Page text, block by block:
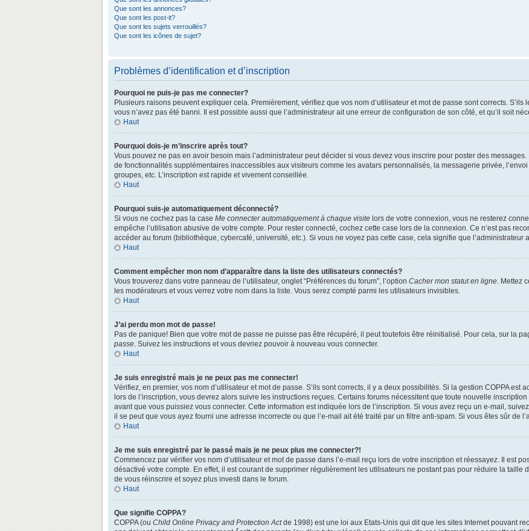
Que sont les annonces?
Que sont les post-it?
Que sont les sujets verrouillés?
Que sont les icônes de sujet?
Problèmes d’identification et d’inscription
Pourquoi ne puis-je pas me connecter?
Plusieurs raisons peuvent expliquer cela. Premièrement, vérifiez que vos nom d’utilisateur et mot de passe sont corrects. S’ils
vous n’avez pas été banni. Il est possible aussi que l’administrateur ait une erreur de configuration de son côté, et qu’il soit
Haut
Pourquoi dois-je m’inscrire après tout?
Vous pouvez ne pas en avoir besoin mais l’administrateur peut décider si vous devez vous inscrire pour poster des
de fonctionnalités supplémentaires inaccessibles aux visiteurs comme les avatars personnalisés, la messagerie privée,
groupes, etc. L’inscription est rapide et vivement conseillée.
Haut
Pourquoi suis-je automatiquement déconnecté?
Si vous ne cochez pas la case Me connecter automatiquement à chaque visite lors de votre connexion, vous ne resterez
empêche l’utilisation abusive de votre compte. Pour rester connecté, cochez cette case lors de la connexion. Ce n’est pas
accéder au forum (bibliothèque, cybercafé, université, etc.). Si vous ne voyez pas cette case, cela signifie que l’administrateur
Haut
Comment empêcher mon nom d’apparaître dans la liste des utilisateurs connectés?
Vous trouverez dans votre panneau de l’utilisateur, onglet “Préférences du forum”, l’option Cacher mon statut en ligne. Mettez
les modérateurs et vous verrez votre nom dans la liste. Vous serez compté parmi les utilisateurs invisibles.
Haut
J’ai perdu mon mot de passe!
Pas de panique! Bien que votre mot de passe ne puisse pas être récupéré, il peut toutefois être réinitialisé. Pour cela, sur la
passe. Suivez les instructions et vous devriez pouvoir à nouveau vous connecter.
Haut
Je suis enregistré mais je ne peux pas me connecter!
Vérifiez, en premier, vos nom d’utilisateur et mot de passe. S’ils sont corrects, il y a deux possibilités. Si la gestion COPPA est
lors de l’inscription, vous devrez alors suivre les instructions reçues. Certains forums nécessitent que toute nouvelle
avant que vous puissiez vous connecter. Cette information est indiquée lors de l’inscription. Si vous avez reçu un e-mail,
il se peut que vous ayez fourni une adresse incorrecte ou que l’e-mail ait été traité par un filtre anti-spam. Si vous êtes sûr de
Haut
Je me suis enregistré par le passé mais je ne peux plus me connecter?!
Commencez par vérifier vos nom d’utilisateur et mot de passe dans l’e-mail reçu lors de votre inscription et réessayez. Il est
désactivé votre compte. En effet, il est courant de supprimer régulièrement les utilisateurs ne postant pas pour réduire la taille
de vous réinscrire et soyez plus investi dans le forum.
Haut
Que signifie COPPA?
COPPA (ou Child Online Privacy and Protection Actde 1998) est une loi aux Etats-Unis qui dit que les sites Internet pouvant